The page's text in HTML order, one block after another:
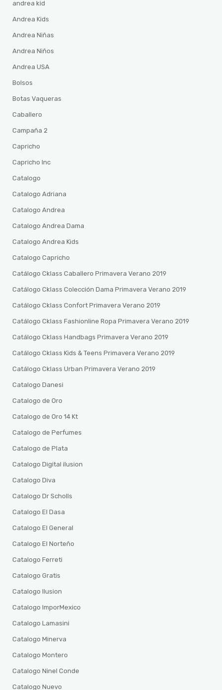
andrea kid
Andrea Kids
Andrea Niñas
Andrea Niños
Andrea USA
Bolsos
Botas Vaqueras
Caballero
Campaña 2
Capricho
Capricho Inc
Catalogo
Catalogo Adriana
Catalogo Andrea
Catalogo Andrea Dama
Catalogo Andrea Kids
Catalogo Capricho
Catálogo Cklass Caballero Primavera Verano 2019
Catálogo Cklass Colección Dama Primavera Verano 2019
Catálogo Cklass Confort Primavera Verano 2019
Catálogo Cklass Fashionline Ropa Primavera Verano 2019
Catálogo Cklass Handbags Primavera Verano 2019
Catálogo Cklass Kids & Teens Primavera Verano 2019
Catálogo Cklass Urban Primavera Verano 2019
Catalogo Danesi
Catalogo de Oro
Catalogo de Oro 14 Kt
Catalogo de Perfumes
Catalogo de Plata
Catalogo Digital ilusion
Catalogo Diva
Catalogo Dr Scholls
Catalogo El Dasa
Catalogo El General
Catalogo El Norteño
Catalogo Ferreti
Catalogo Gratis
Catalogo Ilusion
Catalogo ImporMexico
Catalogo Lamasini
Catalogo Minerva
Catalogo Montero
Catalogo Ninel Conde
Catalogo Nuevo